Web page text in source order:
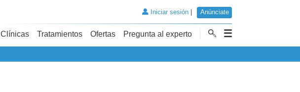
Iniciar sesión| Anúnciate
Clínicas Tratamientos Ofertas Pregunta al experto